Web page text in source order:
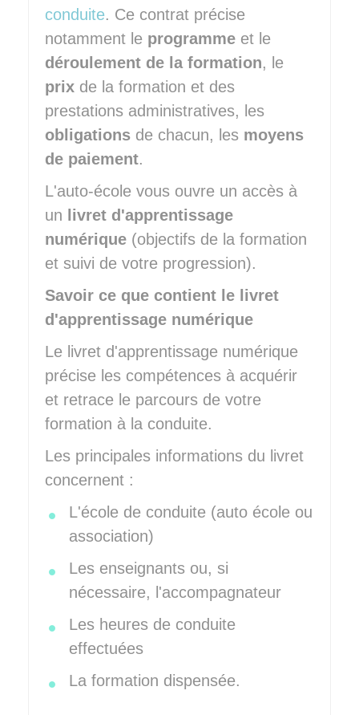
conduite. Ce contrat précise
notamment le programme et le
déroulement de la formation, le
prix de la formation et des
prestations administratives, les
obligations de chacun, les moyens
de paiement.
L'auto-école vous ouvre un accès à
un
livret d'apprentissage
numérique (objectifs de la formation
et suivi de votre progression).
Savoir ce que contient le livret
d'apprentissage numérique
Le livret d'apprentissage numérique
précise les compétences à acquérir
et retrace le parcours de votre
formation à la conduite.
Les principales informations du livret
concernent :
L'école de conduite (auto école ou
association)
Les enseignants ou, si
nécessaire, l'accompagnateur
Les heures de conduite
effectuées
La formation dispensée.